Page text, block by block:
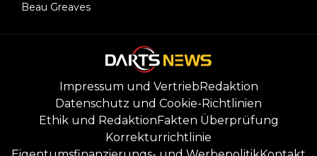
Beau Greaves
Impressum und VertriebRedaktion
Datenschutz und Cookie-Richtlinien
Ethik und RedaktionFakten Überprüfung
Korrekturrichtlinie